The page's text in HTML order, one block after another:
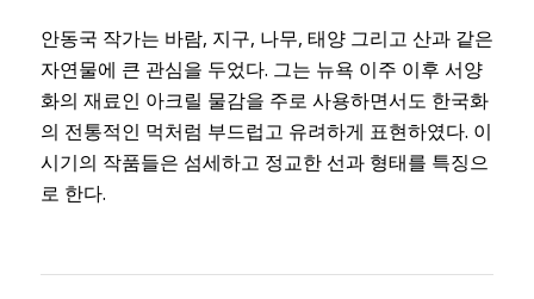
안동국 작가는 바람, 지구, 나무, 태양 그리고 산과 같은
자연물에 큰 관심을 두었다. 그는 뉴욕 이주 이후 서양
화의 재료인 아크릴 물감을 주로 사용하면서도 한국화
의 전통적인 먹처럼 부드럽고 유려하게 표현하였다. 이
시기의 작품들은 섬세하고 정교한 선과 형태를 특징으
로 한다.